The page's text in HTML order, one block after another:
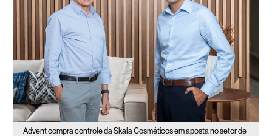
Advent compra controle da Skala Cosméticos em aposta no setor de